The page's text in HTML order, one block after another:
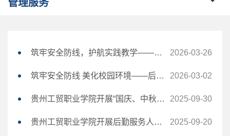
管理服务
筑牢安全防线，护航实践教学——实验实训中心开展全校实训室安全专项大检查 2026-03-26
筑牢安全防线 美化校园环境——后勤处开展新学期开学前综合保障专项行动 2026-03-02
贵州工贸职业学院开展“国庆、中秋”节前校园安全隐患大排查整治行动 2025-09-30
贵州工贸职业学院开展后勤服务人员安全管理培训活动 2025-09-20